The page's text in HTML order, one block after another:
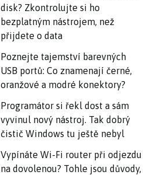
disk? Zkontrolujte si ho
bezplatným nástrojem, než
přijdete o data
Poznejte tajemství barevných
USB portů: Co znamenají černé,
oranžové a modré konektory?
Programátor si řekl dost a sám
vyvinul nový nástroj. Tak dobrý
čistič Windows tu ještě nebyl
Vypínáte Wi-Fi router při odjezdu
na dovolenou? Tohle jsou důvody,